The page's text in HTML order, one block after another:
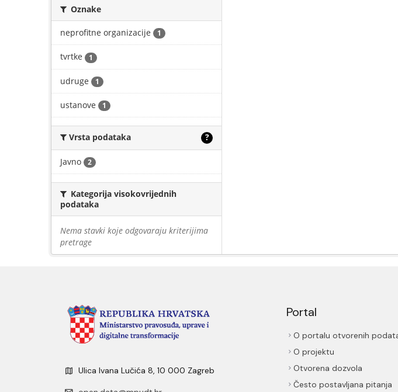
Oznake
neprofitne organizacije 1
tvrtke 1
udruge 1
ustanove 1
Vrsta podataka ?
Javno 2
Kategorija visokovrijednih
podataka
Nema stavki koje odgovaraju kriterijima
pretrage